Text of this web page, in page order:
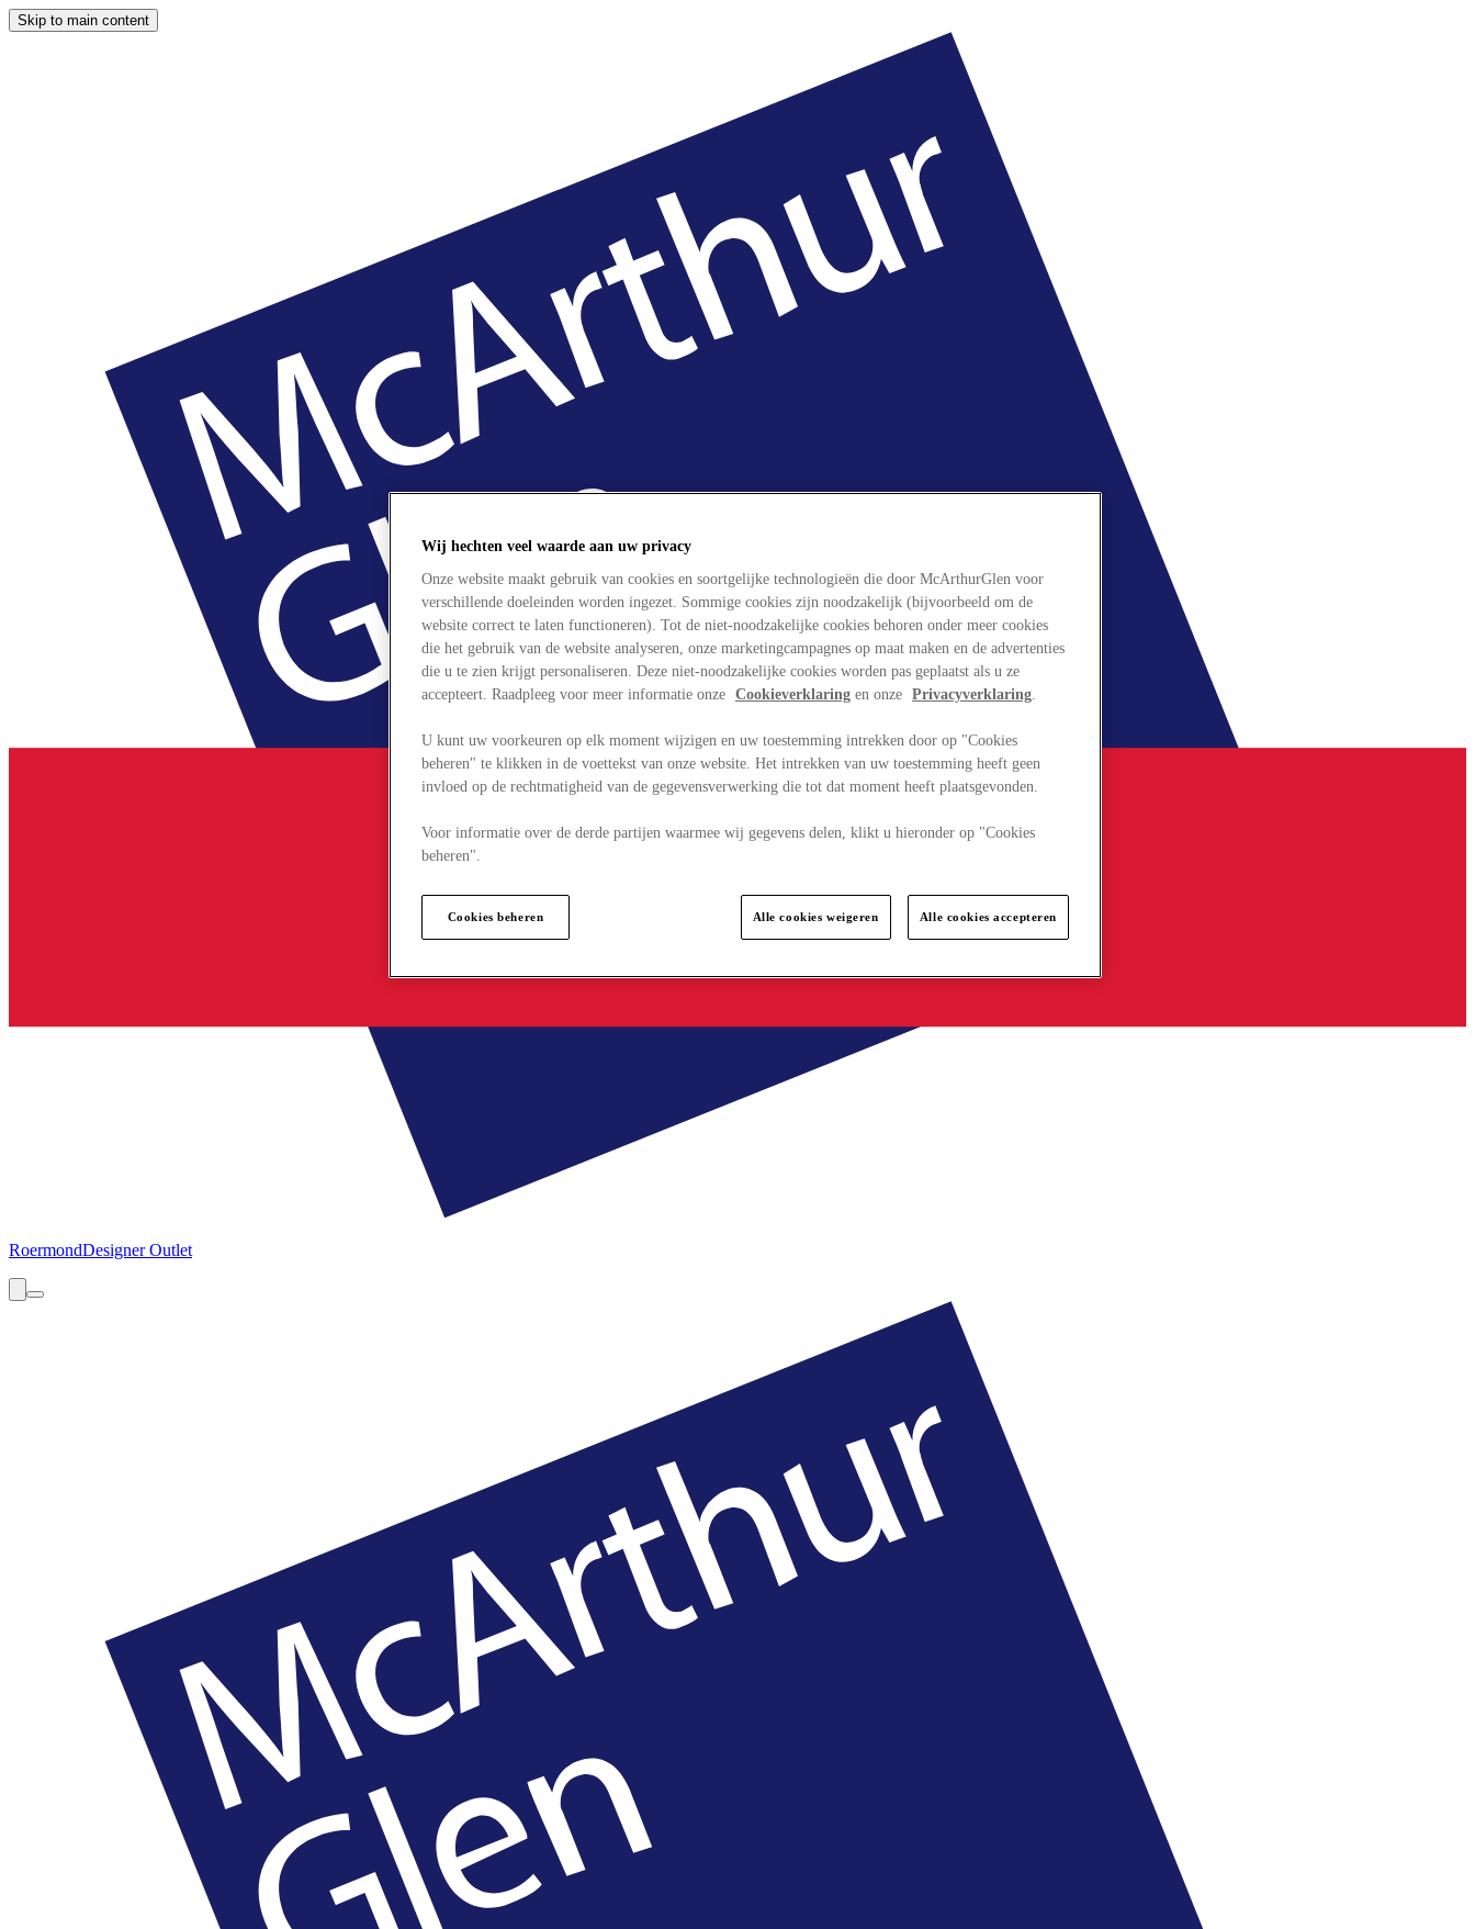
Skip to main content
RoermondDesigner Outlet
Wij hechten veel waarde aan uw privacy
Onze website maakt gebruik van cookies en soortgelijke technologieën die door McArthurGlen voor
verschillende doeleinden worden ingezet. Sommige cookies zijn noodzakelijk (bijvoorbeeld om de
website correct te laten functioneren). Tot de niet-noodzakelijke cookies behoren onder meer cookies
die het gebruik van de website analyseren, onze marketingcampagnes op maat maken en de advertenties
die u te zien krijgt personaliseren. Deze niet-noodzakelijke cookies worden pas geplaatst als u ze
accepteert. Raadpleeg voor meer informatie onze Cookieverklaring en onze Privacyverklaring.
U kunt uw voorkeuren op elk moment wijzigen en uw toestemming intrekken door op "Cookies
beheren" te klikken in de voettekst van onze website. Het intrekken van uw toestemming heeft geen
invloed op de rechtmatigheid van de gegevensverwerking die tot dat moment heeft plaatsgevonden.
Voor informatie over de derde partijen waarmee wij gegevens delen, klikt u hieronder op "Cookies
beheren".
Cookies beheren Alle cookies weigeren Alle cookies accepteren